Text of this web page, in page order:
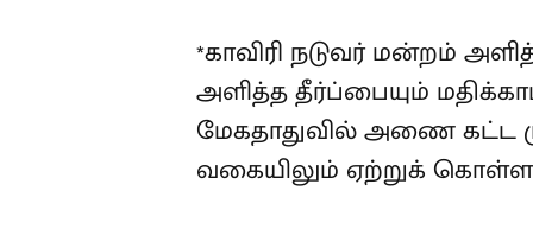
*காவிரி நடுவர் மன்றம்
அளித்த தீர்ப்பையும்
மேகதாதுவில் அணை கட்ட
வகையிலும் ஏற்றுக் கொள்ள